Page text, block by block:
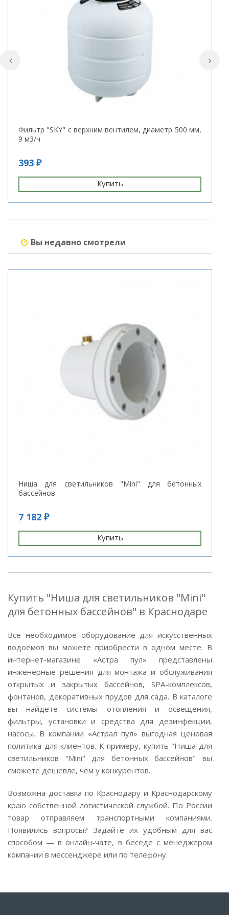
Фильтр "SKY" с верхним вентилем, диаметр 500 мм,
9 м3/ч
393 ₽
Купить
Вы недавно смотрели
Ниша для светильников "Mini" для бетонных
бассейнов
7 182 ₽
Купить
Купить "Ниша для светильников "Mini"
для бетонных бассейнов" в Краснодаре
Все необходимое оборудование для искусственных
водоемов вы можете приобрести в одном месте. В
интернет-магазине «Астра пул» представлены
инженерные решения для монтажа и обслуживания
открытых и закрытых бассейнов, SPA-комплексов,
фонтанов, декоративных прудов для сада. В каталоге
вы найдете системы отопления и освещения,
фильтры, установки и средства для дезинфекции,
насосы. В компании «Астрал пул» выгодная ценовая
политика для клиентов. К примеру, купить "Ниша для
светильников "Mini" для бетонных бассейнов" вы
сможете дешевле, чем у конкурентов.
Возможна доставка по Краснодару и Краснодарскому
краю собственной логистической службой. По России
товар отправляем транспортными компаниями.
Появились вопросы? Задайте их удобным для вас
способом — в онлайн-чате, в беседе с менеджером
компании в мессенджере или по телефону.